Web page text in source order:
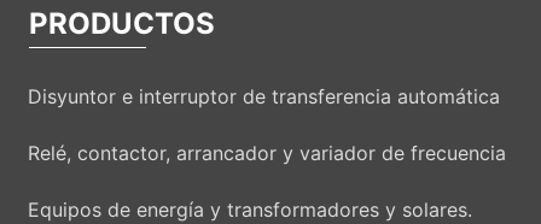
PRODUCTOS
Disyuntor e interruptor de transferencia automática
Relé, contactor, arrancador y variador de frecuencia
Equipos de energía y transformadores y solares.